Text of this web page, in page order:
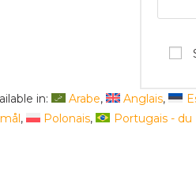
in: Arabe Anglais
Polonais Portugais - du